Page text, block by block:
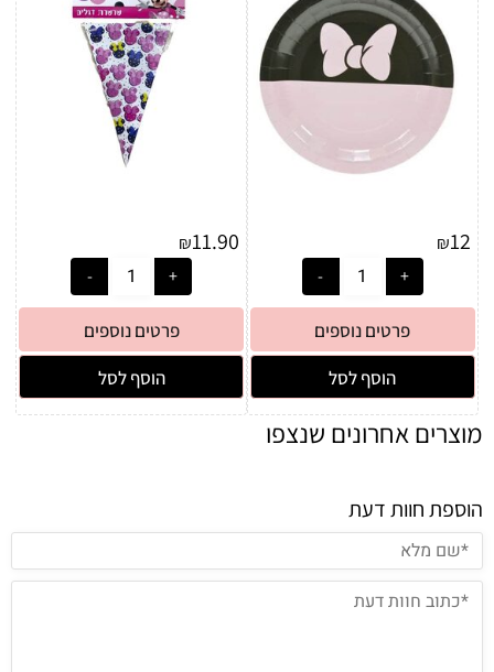
₪12
פרטים נוספים
הוסף לסל
₪11.90
פרטים נוספים
הוסף לסל
מוצרים אחרונים שנצפו
הוספת חוות דעת